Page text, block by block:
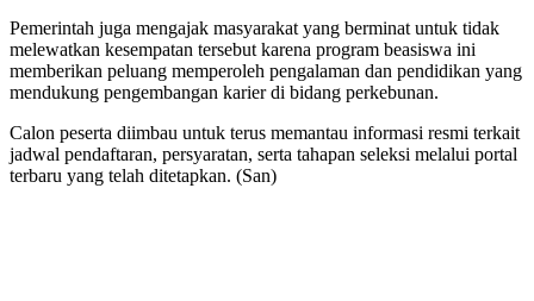
Pemerintah juga mengajak masyarakat yang berminat untuk tidak
melewatkan kesempatan tersebut karena program beasiswa ini
memberikan peluang memperoleh pengalaman dan pendidikan yang
mendukung pengembangan karier di bidang perkebunan.
Calon peserta diimbau untuk terus memantau informasi resmi terkait
jadwal pendaftaran, persyaratan, serta tahapan seleksi melalui portal
terbaru yang telah ditetapkan. (San)